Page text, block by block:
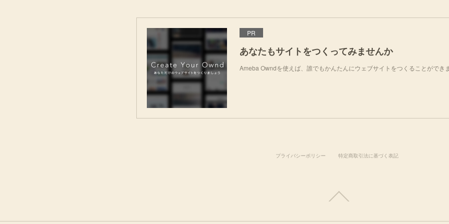
PR
あなたもサイトをつくってみませんか
Ameba Owndを使えば、誰でもかんたんにウェブサイトをつくることができ
プライバシーポリシー 特定商取引法に基づく表記